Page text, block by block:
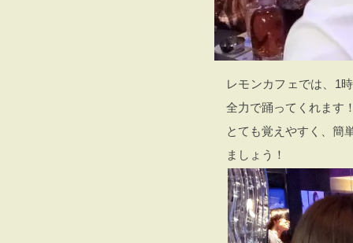
レモンカフェでは、1
全力で踊ってくれます
とても覚えやすく、簡
ましょう！